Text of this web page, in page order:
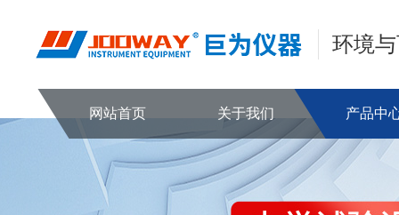
环境
网站首页 关于我们 产品中